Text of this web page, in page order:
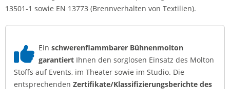
13501-1 sowie EN 13773 (Brennverhalten von Textilien).
Ein schwerenflammbarer Bühnenmolton
garantiert Ihnen den sorglosen Einsatz des Molton
Stoffs auf Events, im Theater sowie im Studio. Die
entsprechenden Zertifikate/Klassifizierungsberichte des